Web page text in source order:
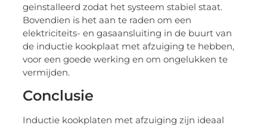
geïnstalleerd zodat het systeem stabiel staat.
Bovendien is het aan te raden om een
elektriciteits- en gasaansluiting in de buurt van
de inductie kookplaat met afzuiging te hebben,
voor een goede werking en om ongelukken te
vermijden.
Conclusie
Inductie kookplaten met afzuiging zijn ideaal